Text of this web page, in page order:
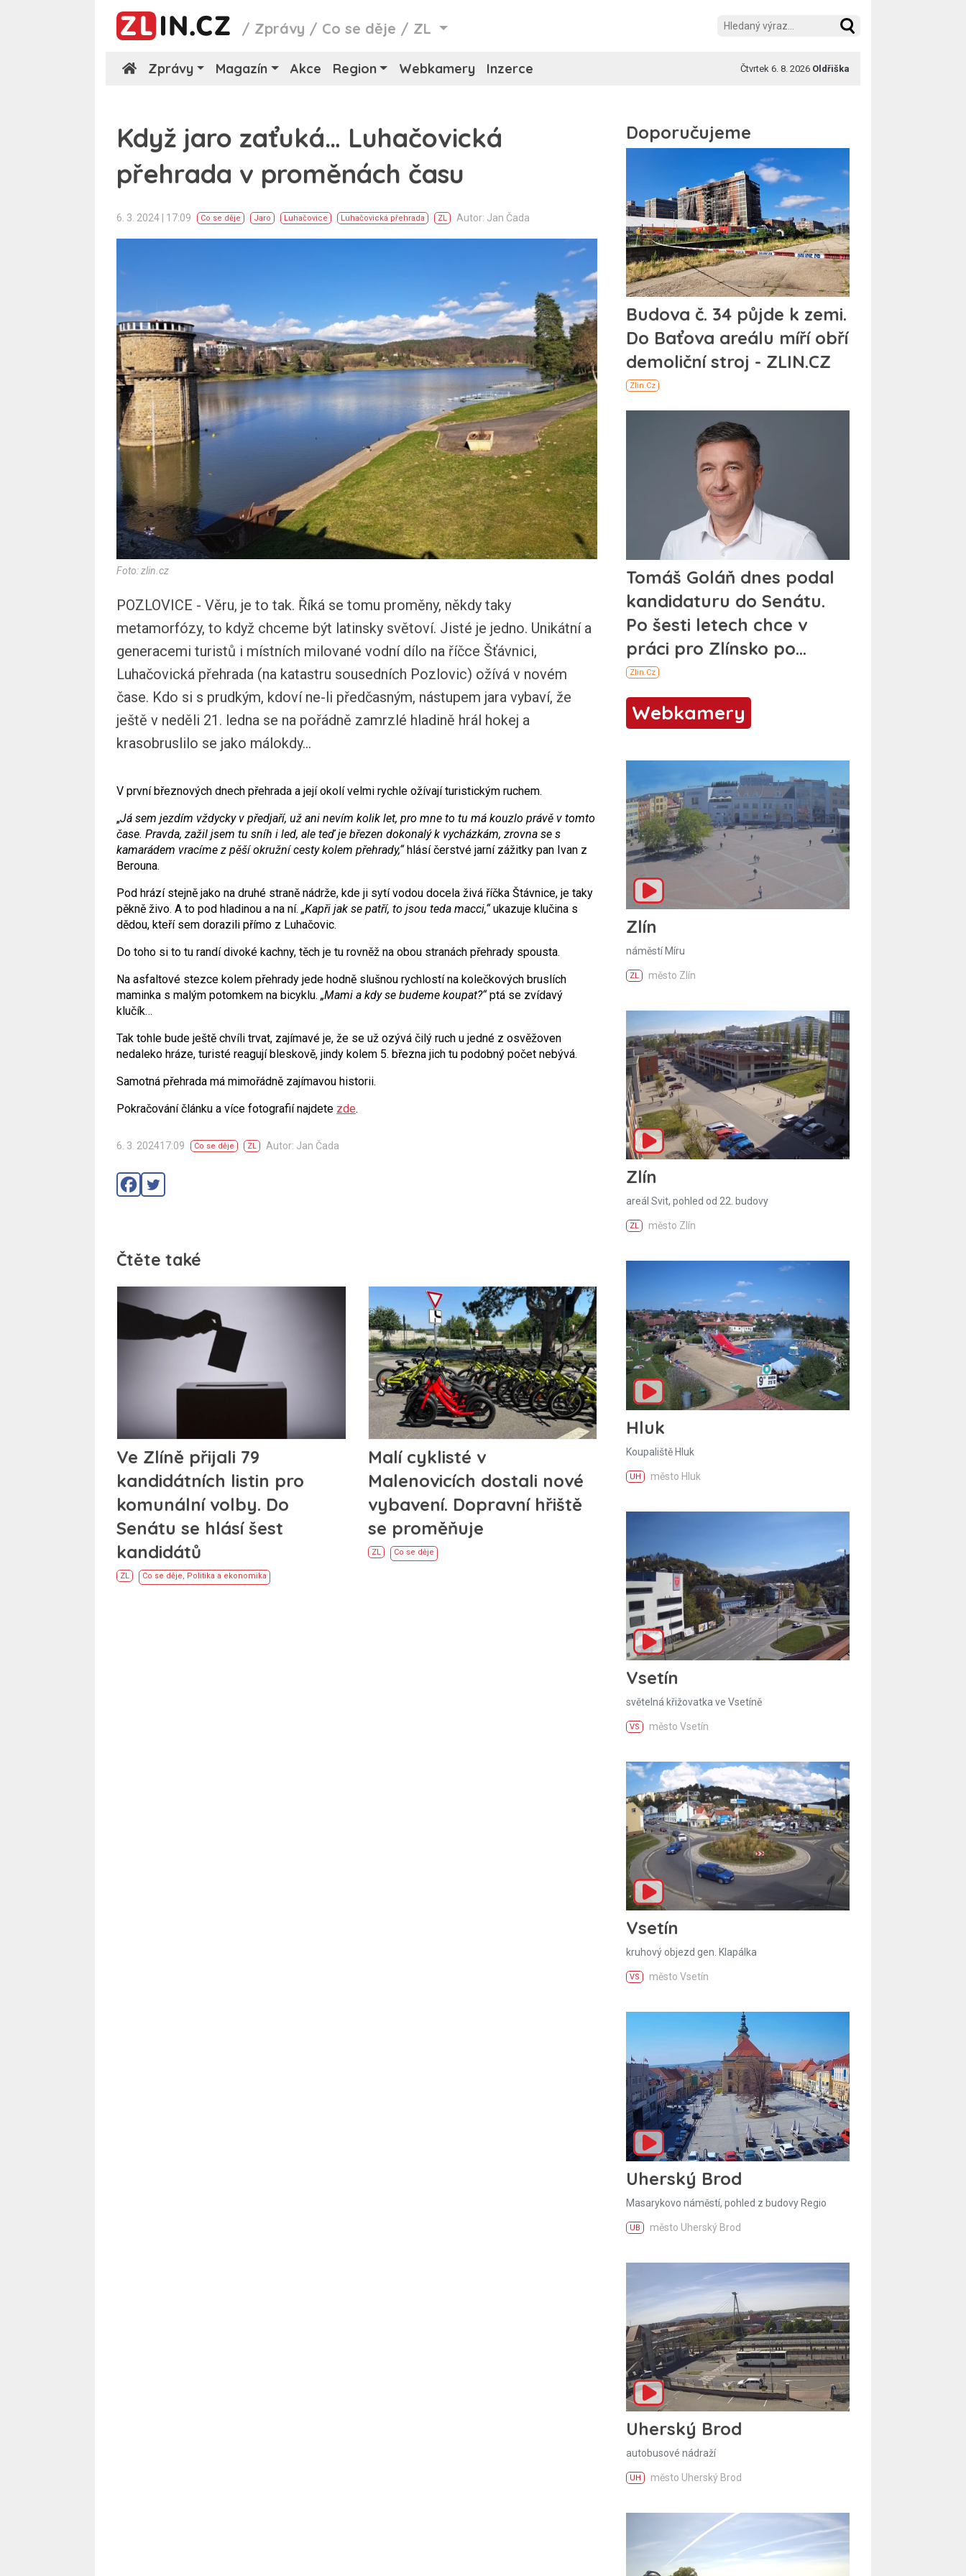
/ Zprávy / Co se děje / ZL
Zprávy Magazín Akce Region Webkamery Inzerce Čtvrtek 6. 8. 2026 Oldřiška
Když jaro zaťuká… Luhačovická
přehrada v proměnách času
6. 3. 2024 | 17:09 Co se děje Jaro Luhačovice Luhačovická přehrada ZL Autor: Jan Čada
Foto: zlin.cz
POZLOVICE - Věru, je to tak. Říká se tomu proměny, někdy taky
metamorfózy, to když chceme být latinsky světoví. Jisté je jedno. Unikátní a
generacemi turistů i místních milované vodní dílo na říčce Šťávnici,
Luhačovická přehrada (na katastru sousedních Pozlovic) ožívá v novém
čase. Kdo si s prudkým, kdoví ne-li předčasným, nástupem jara vybaví, že
ještě v neděli 21. ledna se na pořádně zamrzlé hladině hrál hokej a
krasobruslilo se jako málokdy...
V první březnových dnech přehrada a její okolí velmi rychle ožívají turistickým ruchem.
„Já sem jezdím vždycky v předjaří, už ani nevím kolik let, pro mne to tu má kouzlo právě v tomto
čase. Pravda, zažil jsem tu sníh i led, ale teď je březen dokonalý k vycházkám, zrovna se s
kamarádem vracíme z pěší okružní cesty kolem přehrady,“hlásí čerstvé jarní zážitky pan Ivan z
Berouna.
Pod hrází stejně jako na druhé straně nádrže, kde ji sytí vodou docela živá říčka Štávnice, je taky
pěkně živo. A to pod hladinou a na ní. „Kapři jak se patří, to jsou teda macci,“ukazuje klučina s
dědou, kteří sem dorazili přímo z Luhačovic.
Do toho si to tu randí divoké kachny, těch je tu rovněž na obou stranách přehrady spousta.
Na asfaltové stezce kolem přehrady jede hodně slušnou rychlostí na kolečkových bruslích
maminka s malým potomkem na bicyklu. „Mami a kdy se budeme koupat?“ptá se zvídavý
klučík…
Tak tohle bude ještě chvíli trvat, zajímavé je, že se už ozývá čilý ruch u jedné z osvěžoven
nedaleko hráze, turisté reagují bleskově, jindy kolem 5. března jich tu podobný počet nebývá.
Samotná přehrada má mimořádně zajímavou historii.
Pokračování článku a více fotografií najdete zde.
6. 3. 202417:09 Co se děje ZL Autor: Jan Čada
Čtěte také
Ve Zlíně přijali 79
kandidátních listin pro
komunální volby. Do
Senátu se hlásí šest
kandidátů
ZL Co se děje, Politika a ekonomika
Malí cyklisté v
Malenovicích dostali nové
vybavení. Dopravní hřiště
se proměňuje
ZL Co se děje
Webkamery
Zlín
náměstí Míru
ZL město Zlín
Zlín
areál Svit, pohled od 22. budovy
ZL město Zlín
Hluk
Koupaliště Hluk
UH město Hluk
Vsetín
světelná křižovatka ve Vsetíně
VS město Vsetín
Vsetín
kruhový objezd gen. Klapálka
VS město Vsetín
Uherský Brod
Masarykovo náměstí, pohled z budovy Regio
UB město Uherský Brod
Uherský Brod
autobusové nádraží
UH město Uherský Brod